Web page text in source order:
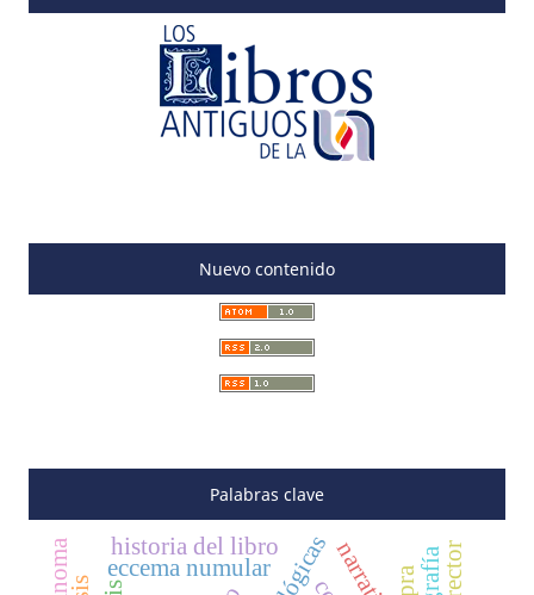
Nuevo contenido
Palabras clave
eccema numular
historia del libro